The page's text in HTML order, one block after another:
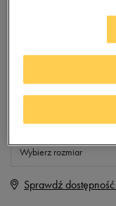
KLUBIE
Produkt
Wybierz rozmiar
S
Sprawdź